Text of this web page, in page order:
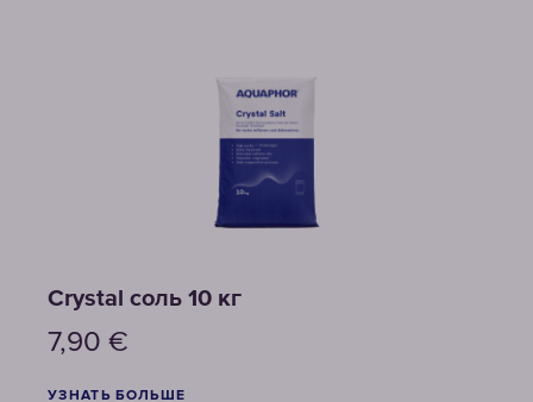
Crystal соль 10 кг
7,90 €
УЗНАТЬ БОЛЬШЕ